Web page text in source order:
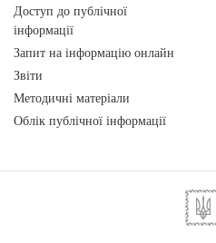
Доступ до публічної
інформації
Запит на інформацію онлайн
Звіти
Методичні матеріали
Облік публічної інформації